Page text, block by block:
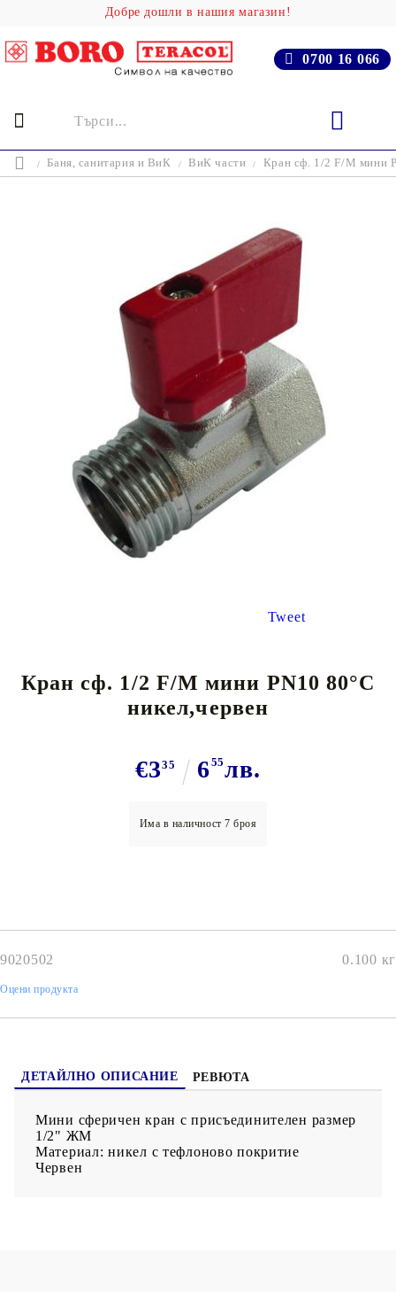
Добре дошли в нашия магазин!
0700 16 066
Баня, cанитария и ВиК ВиК части Кран сф. 1/2 F/M мини
Tweet
Кран сф. 1/2 F/M мини PN10 80°C
никел,червен
€335 655лв.
Има в наличност7 броя
9020502 0.100 кг
Оцени продукта
ДЕТАЙЛНО ОПИСАНИЕ РЕВЮТА
Мини сферичен кран с присъединителен размер
1/2" ЖМ
Материал: никел с тефлоново покритие
Червен